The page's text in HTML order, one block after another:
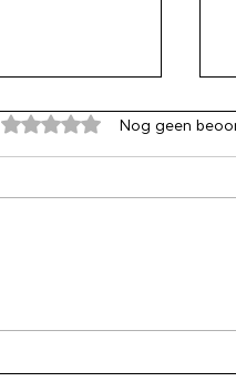
Beoordeeld met 0 uit 5
Nog geen